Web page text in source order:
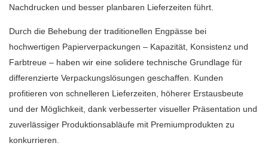
Nachdrucken und besser planbaren Lieferzeiten führt.
Durch die Behebung der traditionellen Engpässe bei
hochwertigen Papierverpackungen – Kapazität, Konsistenz und
Farbtreue – haben wir eine solidere technische Grundlage für
differenzierte Verpackungslösungen geschaffen. Kunden
profitieren von schnelleren Lieferzeiten, höherer Erstausbeute
und der Möglichkeit, dank verbesserter visueller Präsentation und
zuverlässiger Produktionsabläufe mit Premiumprodukten zu
konkurrieren.